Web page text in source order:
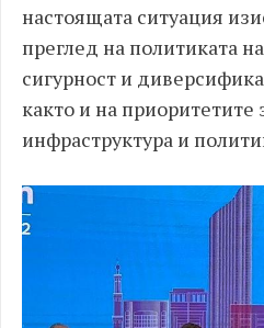
настоящата ситуация
преглед на политиката
сигурност и
както и на приоритетите
инфраструктура и